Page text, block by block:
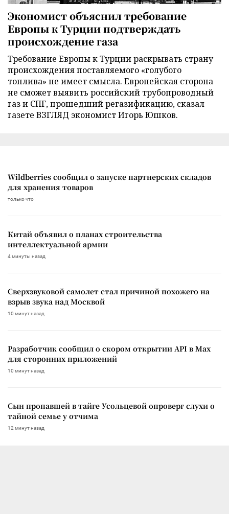
Экономист объяснил требование
Европы к Турции подтверждать
происхождение газа
Требование Европы к Турции раскрывать страну
происхождения поставляемого «голубого
топлива» не имеет смысла. Европейская сторона
не сможет выявить российский трубопроводный
газ и СПГ, прошедший регазификацию, сказал
газете ВЗГЛЯД экономист Игорь Юшков.
Wildberries сообщил о запуске партнерских складов
для хранения товаров
только что
Китай объявил о планах строительства
интеллектуальной армии
4 минуты назад
Сверхзвуковой самолет стал причиной похожего на
взрыв звука над Москвой
10 минут назад
Разработчик сообщил о скором открытии API в Max
для сторонних приложений
10 минут назад
Сын пропавшей в тайге Усольцевой опроверг слухи о
тайной семье у отчима
12 минут назад